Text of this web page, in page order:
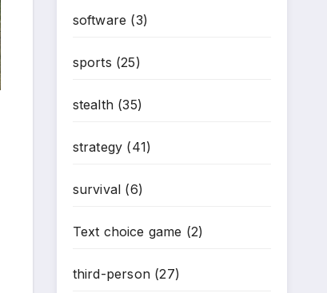
software (3)
sports (25)
stealth(35)
strategy (41)
survival (6)
Text choice game (2)
third-person(27)